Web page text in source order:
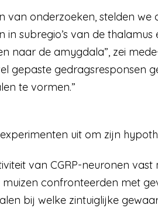
van onderzoeken, stelden we
subregio’s van de
naar de amygdala”, zei
gepaste gedragsresponsen
te vormen.”
uit om zijn
van CGRP-neuronen
confronteerden met
bij welke zintuiglijke